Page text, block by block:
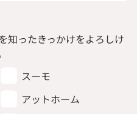
知ったきっかけをよろしけ
スーモ
アットホーム